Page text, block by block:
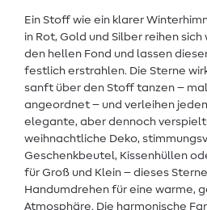
Ein Stoff wie ein klarer
in Rot, Gold und Silber reihen
den hellen Fond und lassen
festlich erstrahlen. Die Sterne
sanft über den Stoff tanzen –
angeordnet – und verleihen
elegante, aber dennoch
weihnachtliche Deko,
Geschenkbeutel, Kissenhüllen
für Groß und Klein – dieses
Handumdrehen für eine warme,
Atmosphäre. Die harmonische